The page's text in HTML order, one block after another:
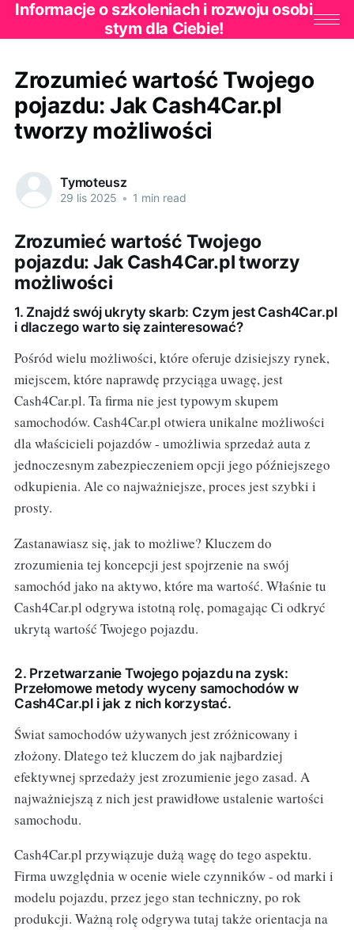
Informacje o szkoleniach i rozwoju osobi
stym dla Ciebie!
Zrozumieć wartość Twojego
pojazdu: Jak Cash4Car.pl
tworzy możliwości
Tymoteusz
29 lis 2025 • 1 min read
Zrozumieć wartość Twojego
pojazdu: Jak Cash4Car.pl tworzy
możliwości
1. Znajdź swój ukryty skarb: Czym jest Cash4Car.pl
i dlaczego warto się zainteresować?
Pośród wielu możliwości, które oferuje dzisiejszy rynek,
miejscem, które naprawdę przyciąga uwagę, jest
Cash4Car.pl. Ta firma nie jest typowym skupem
samochodów. Cash4Car.pl otwiera unikalne możliwości
dla właścicieli pojazdów - umożliwia sprzedaż auta z
jednoczesnym zabezpieczeniem opcji jego późniejszego
odkupienia. Ale co najważniejsze, proces jest szybki i
prosty.
Zastanawiasz się, jak to możliwe? Kluczem do
zrozumienia tej koncepcji jest spojrzenie na swój
samochód jako na aktywo, które ma wartość. Właśnie tu
Cash4Car.pl odgrywa istotną rolę, pomagając Ci odkryć
ukrytą wartość Twojego pojazdu.
2. Przetwarzanie Twojego pojazdu na zysk:
Przełomowe metody wyceny samochodów w
Cash4Car.pl i jak z nich korzystać.
Świat samochodów używanych jest zróżnicowany i
złożony. Dlatego też kluczem do jak najbardziej
efektywnej sprzedaży jest zrozumienie jego zasad. A
najważniejszą z nich jest prawidłowe ustalenie wartości
samochodu.
Cash4Car.pl przywiązuje dużą wagę do tego aspektu.
Firma uwzględnia w ocenie wiele czynników - od marki i
modelu pojazdu, przez jego stan techniczny, po rok
produkcji. Ważną rolę odgrywa tutaj także orientacja na